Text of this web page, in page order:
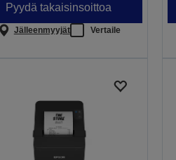
Pyydä takaisinsoittoa
Jälleenmyyjät Vertaile